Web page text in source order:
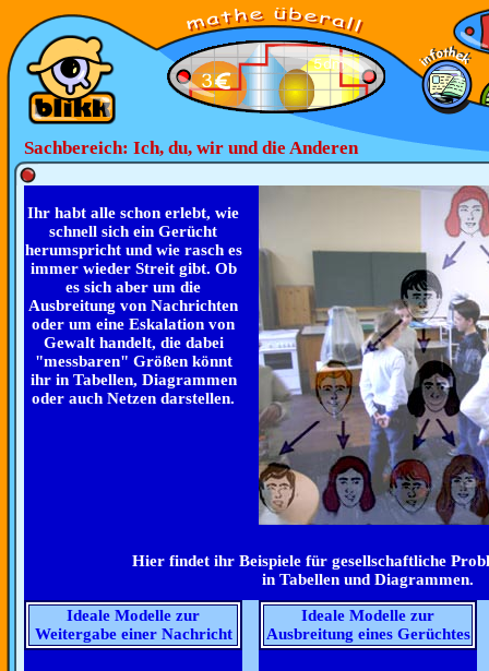
Sachbereich: Ich, du, wir und die Anderen
Ihr habt alle schon erlebt, wie
schnell sich ein Gerücht
herumspricht und wie rasch es
immer wieder Streit gibt. Ob
es sich aber um die
Ausbreitung von Nachrichten
oder um eine Eskalation von
Gewalt handelt, die dabei
"messbaren" Größen könnt
ihr in Tabellen, Diagrammen
oder auch Netzen darstellen.
Hier findet ihr Beispiele für gesellschaftliche
in Tabellen und Diagrammen.
Ideale Modelle zur
Weitergabe einer Nachricht
Ideale Modelle zur
Ausbreitung eines Gerüchtes